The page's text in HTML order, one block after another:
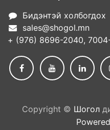
Бидэнтэй холбогдох
sales@shogol.mn
+ (976) 8696-2040,
Copyright © Шогол